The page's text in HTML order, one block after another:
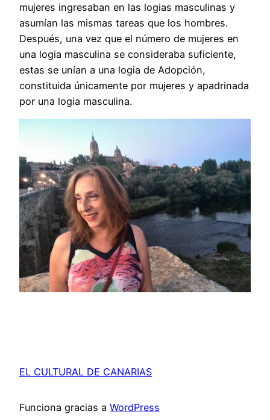
mujeres ingresaban en las logias masculinas y
asumían las mismas tareas que los hombres.
Después, una vez que el número de mujeres en
una logia masculina se consideraba suficiente,
estas se unían a una logia de Adopción,
constituida únicamente por mujeres y apadrinada
por una logia masculina.
EL CULTURAL DE CANARIAS
Funciona gracias a WordPress